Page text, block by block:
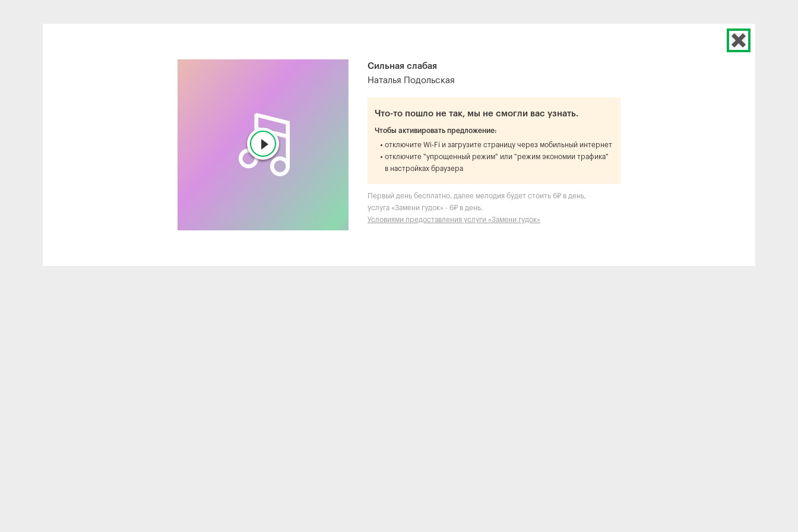
Сильная слабая
Наталья Подольская
Что-то пошло не так, мы не смогли вас узнать.
Чтобы активировать предложение:
отключите Wi-Fi и загрузите страницу через мобильный интернет
отключите "упрощенный режим" или "режим экономии трафика"
в настройках браузера
Первый день бесплатно, далее мелодия будет стоить 6₽ в день,
услуга «Замени гудок» - 6₽ в день.
Условиями предоставления услуги «Замени гудок»